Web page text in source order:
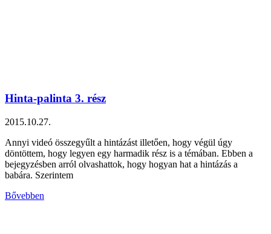
Hinta-palinta 3. rész
2015.10.27.
Annyi videó összegyűlt a hintázást illetően, hogy végül úgy
döntöttem, hogy legyen egy harmadik rész is a témában. Ebben a
bejegyzésben arról olvashattok, hogy hogyan hat a hintázás a
babára. Szerintem
Bővebben